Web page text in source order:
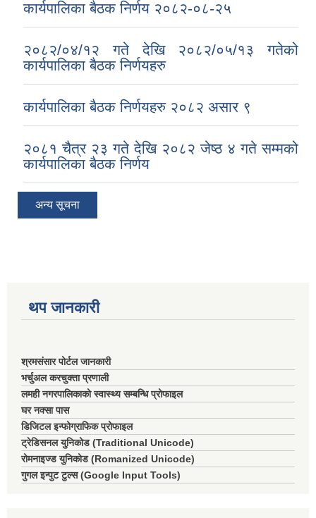
कार्यपालिका बैठक निर्णय २०८२-०८-२५
२०८२/०४/१२ गते देखि २०८२/०५/१३ गतेको
कार्यपालिका बैठक निर्णयहरु
कार्यपालिका बैठक निर्णयहरु २०८२ असार ९
२०८१ चैत्र २३ गते देखि २०८२ जेष्ठ ४ गते सम्मको
कार्यपालिका बैठक निर्णय
अन्य सूचना
थप जानकारी
श्रमसंसार पोर्टल जानकारी
भर्चुअल करचुक्ता प्रणाली
लमही नगरपालिकाको स्वास्थ्य सम्बन्धि प्रोफाइल
घर नक्सा पास
डिजिटल इन्फोग्राफिक प्रोफाइल
ट्रेडिसनल युनिकोड (Traditional Unicode)
रोमनाइज्ड युनिकोड (Romanized Unicode)
गुगल इन्पुट टुल्स (Google Input Tools)